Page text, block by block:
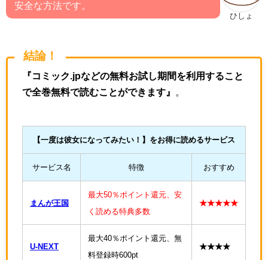
ひしょ
安全な方法です。
結論！
『コミック.jpなどの無料お試し期間を利用すること
で全巻無料で読むことができます』
【一度は彼女になってみたい！ 】をお得に読めるサービス
サービス名 特徴 おすすめ
まんが王国
最大50％ポイント還元、安
く読める特典多数
★★★★★
U-NEXT
最大40％ポイント還元、無
料登録時600pt
★★★★